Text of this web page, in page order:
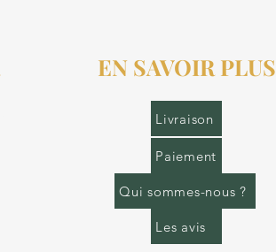
EN SAVOIR PLUS
Livraison
Paiement
Qui sommes-nous ?
Les avis